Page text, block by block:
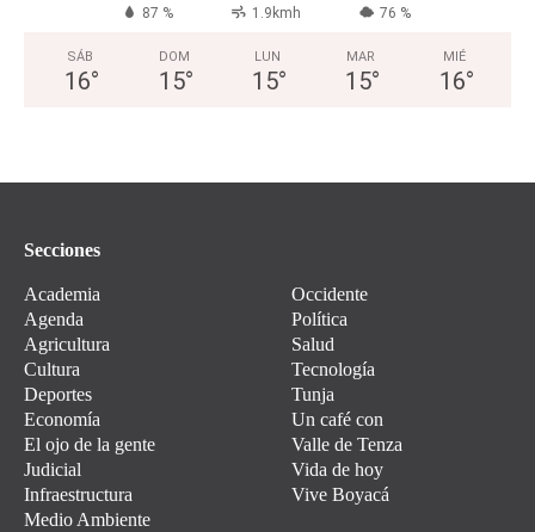
87 % 1.9kmh 76 %
SÁB
16°
DOM
15°
LUN
15°
MAR
15°
MIÉ
16°
Secciones
Academia
Agenda
Agricultura
Cultura
Deportes
Economía
El ojo de la gente
Judicial
Infraestructura
Medio Ambiente
Occidente
Política
Salud
Tecnología
Tunja
Un café con
Valle de Tenza
Vida de hoy
Vive Boyacá